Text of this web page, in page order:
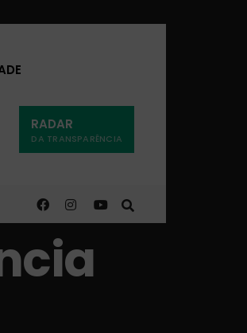
RADAR
DA TRANSPARÊNCIA